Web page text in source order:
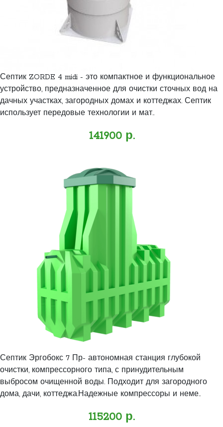
Септик ZORDE 4 midi - это компактное и функциональное
устройство, предназначенное для очистки сточных вод на
дачных участках, загородных домах и коттеджах. Септик
использует передовые технологии и мат..
141900 р.
Септик Эргобокс 7 Пр- автономная станция глубокой
очистки, компрессорного типа, с принудительным
выбросом очищенной воды. Подходит для загородного
дома, дачи, коттеджа.Надежные компрессоры и неме..
115200 р.